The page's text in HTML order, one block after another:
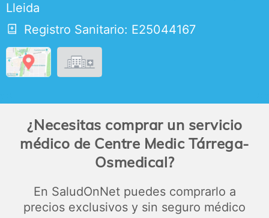
Lleida
Registro Sanitario: E25044167
¿Necesitas comprar un servicio
médico de Centre Medic Tárrega-
Osmedical?
En SaludOnNet puedes comprarlo a
precios exclusivos y sin seguro médico